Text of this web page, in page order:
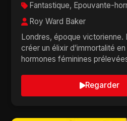
Fantastique, Epouvante-
Roy Ward Baker
Londres, époque
créer un élixir d’immortalité
hormones féminines
Regarder